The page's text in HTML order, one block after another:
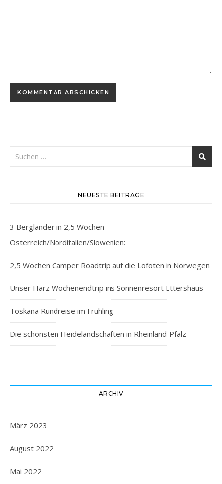
NEUESTE BEITRÄGE
3 Bergländer in 2,5 Wochen –
Österreich/Norditalien/Slowenien:
2,5 Wochen Camper Roadtrip auf die Lofoten in Norwegen
Unser Harz Wochenendtrip ins Sonnenresort Ettershaus
Toskana Rundreise im Frühling
Die schönsten Heidelandschaften in Rheinland-Pfalz
ARCHIV
März 2023
August 2022
Mai 2022